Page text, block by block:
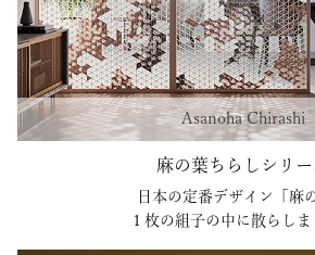
Asanoha Chirashi
麻の葉ちらしシリー
日本の定番デザイン「麻
１枚の組子の中に散らしま